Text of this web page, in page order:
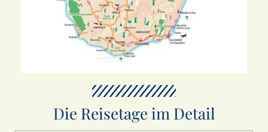
Die Reisetage im Detail